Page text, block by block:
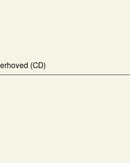
Døden er et skvadderhoved (CD)